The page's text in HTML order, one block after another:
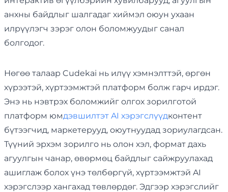
анхны байдлыг шалгадаг хиймэл оюун ухаан
илрүүлэгч зэрэг олон боломжуудыг санал
болгодог.
Нөгөө талаар Cudekai нь илүү хэмнэлттэй, өргөн
хүрээтэй, хүртээмжтэй платформ болж гарч ирдэг.
Энэ нь нэвтрэх боломжийг олгох зорилготой
платформ юмдэвшилтэт AI хэрэгслүүдконтент
бүтээгчид, маркетерууд, оюутнуудад зориулагдсан.
Түүний эрхэм зорилго нь олон хэл, формат дахь
агуулгын чанар, өвөрмөц байдлыг сайжруулахад
ашиглаж болох үнэ төлбөргүй, хүртээмжтэй AI
хэрэгслээр хангахад төвлөрдөг. Эдгээр хэрэгслийг